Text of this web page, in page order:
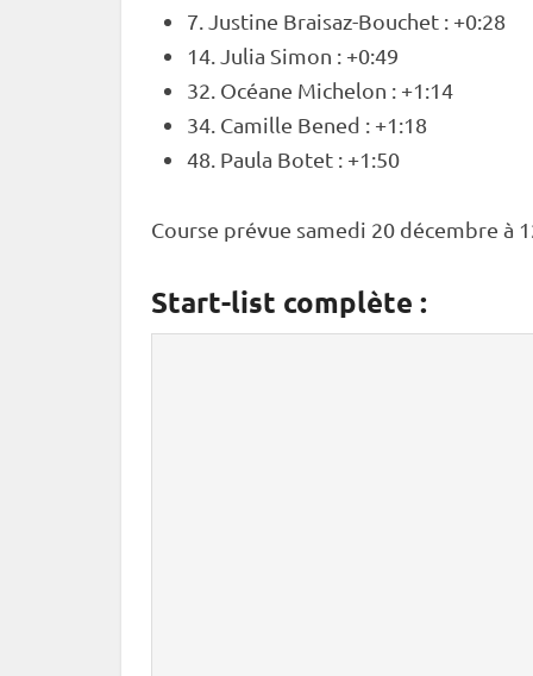
7. Justine Braisaz-Bouchet : +0:28
14. Julia Simon : +0:49
32. Océane Michelon : +1:14
34. Camille Bened : +1:18
48. Paula Botet : +1:50
Course prévue samedi 20 décembre à
Start-list complète :